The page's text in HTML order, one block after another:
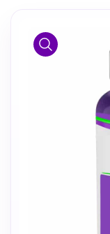
Ver Produto